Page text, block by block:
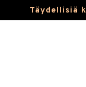
Täydellisiä